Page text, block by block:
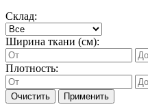
Склад:
Ширина ткани (см):
Плотность:
Очистить Применить